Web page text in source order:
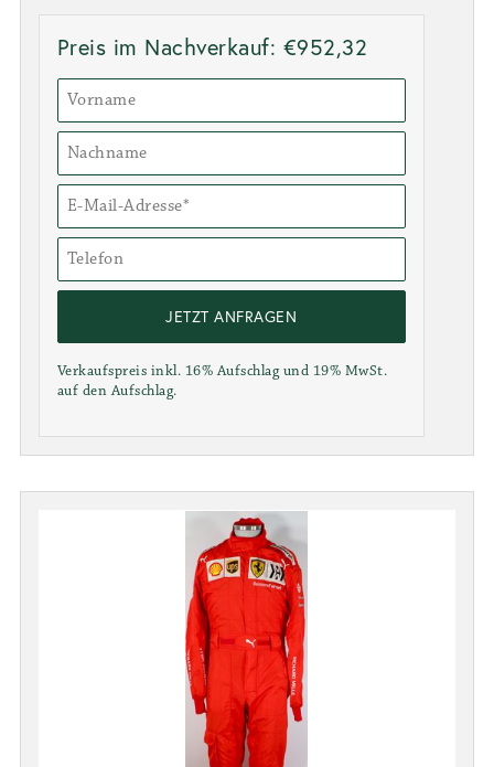
Preis im Nachverkauf: €952,32
JETZT ANFRAGEN
Verkaufspreis inkl. 16% Aufschlag und 19% MwSt.
auf den Aufschlag.